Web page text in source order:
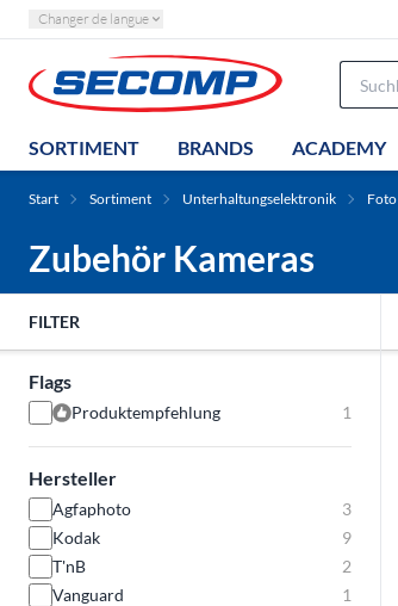
Changer de langue
SORTIMENT BRANDS ACADEMY
Start Sortiment Unterhaltungselektronik Foto
Zubehör Kameras
FILTER
Flags
Produktempfehlung 1
Hersteller
Agfaphoto
3
Kodak
9
T'nB
2
Vanguard
1